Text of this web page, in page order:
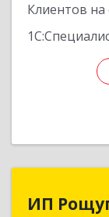
Клиентов
ИП